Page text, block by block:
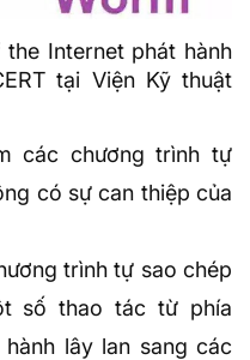
Internet phát hành
tại Viện Kỹ thuật
các chương trình tự
có sự can thiệp của
trình tự sao chép
số thao tác từ phía
lây lan sang các